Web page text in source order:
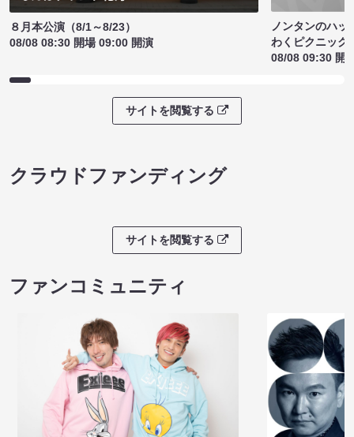
８月本公演（8/1～8/23）
08/08 08:30 開場 09:00 開演
ノンタンのハッ
わくピクニック
08/08 09:30 開
サイトを閲覧する
クラウドファンディング
サイトを閲覧する
ファンコミュニティ